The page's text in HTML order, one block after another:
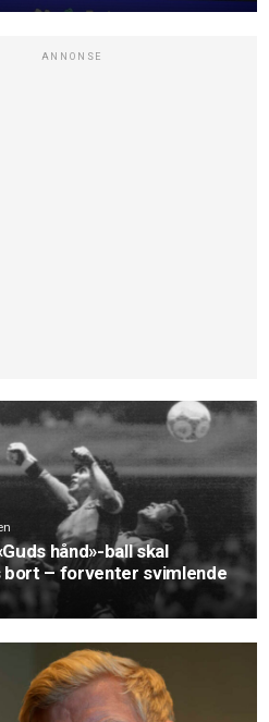
ANNONSE
hånd»-ball skal
bort – forventer svimlende